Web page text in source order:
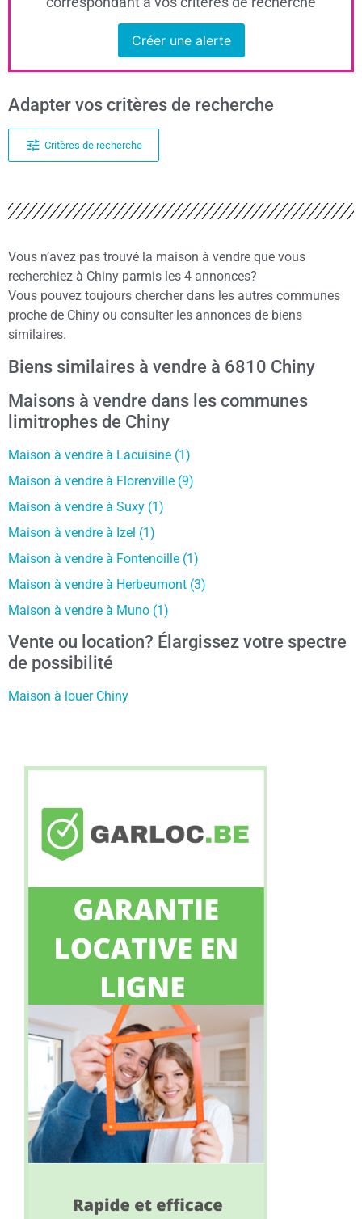
Créer une alerte
Adapter vos critères de recherche
Critères de recherche
Vous n’avez pas trouvé la maison à vendre que vous
recherchiez à Chiny parmis les 4 annonces?
Vous pouvez toujours chercher dans les autres communes
proche de Chiny ou consulter les annonces de biens
similaires.
Biens similaires à vendre à 6810 Chiny
Maisons à vendre dans les communes
limitrophes de Chiny
Maison à vendre à Lacuisine (1)
Maison à vendre à Florenville (9)
Maison à vendre à Suxy (1)
Maison à vendre à Izel (1)
Maison à vendre à Fontenoille (1)
Maison à vendre à Herbeumont (3)
Maison à vendre à Muno (1)
Vente ou location? Élargissez votre spectre
de possibilité
Maison à louer Chiny